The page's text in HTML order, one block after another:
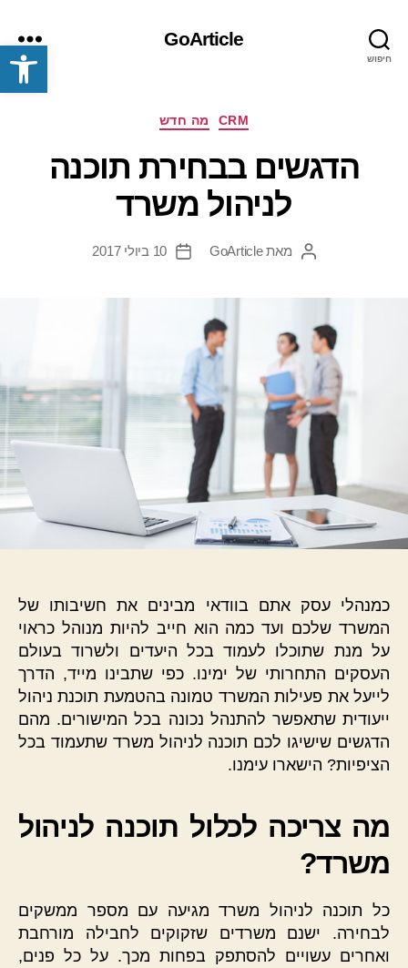
פתח סרגל נגישות חיפוש
GoArticle
תפריט
קטגוריות CRM מה חדש
הדגשים בבחירת תוכנה
לניהול משרד
המחבר
מאתGoArticle
תאריך
10 ביולי 2017
כמנהלי עסק אתם בוודאי מבינים את חשיבותו של
המשרד שלכם ועד כמה הוא חייב להיות מנוהל כראוי
על מנת שתוכלו לעמוד בכל היעדים ולשרוד בעולם
העסקים התחרותי של ימינו. כפי שתבינו מייד, הדרך
לייעל את פעילות המשרד טמונה בהטמעת תוכנת ניהול
ייעודית שתאפשר להתנהל נכונה בכל המישורים. מהם
הדגשים שישיגו לכם תוכנה לניהול משרד שתעמוד בכל
הציפיות? הישארו עימנו.
מה צריכה לכלול תוכנה לניהול
משרד?
כל תוכנה לניהול משרד מגיעה עם מספר ממשקים
לבחירה. ישנם משרדים שזקוקים לחבילה מורחבת
ואחרים עשויים להסתפק בפחות מכך. על כל פנים,